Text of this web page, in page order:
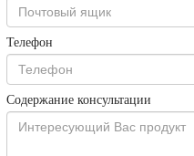
Телефон
Содержание консультации